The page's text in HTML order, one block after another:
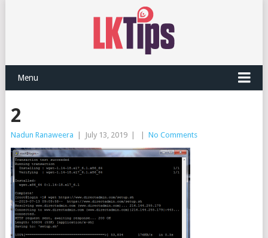
Menu
2
Nadun Ranaweera July 13, 2019 No Comments